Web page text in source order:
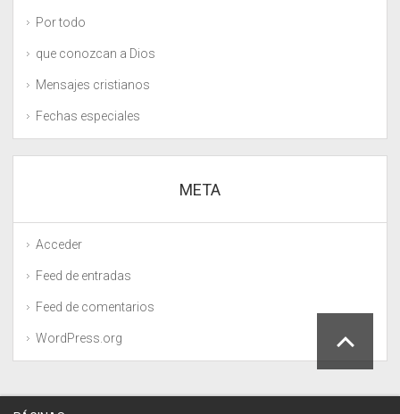
Por todo
que conozcan a Dios
Mensajes cristianos
Fechas especiales
META
Acceder
Feed de entradas
Feed de comentarios
WordPress.org